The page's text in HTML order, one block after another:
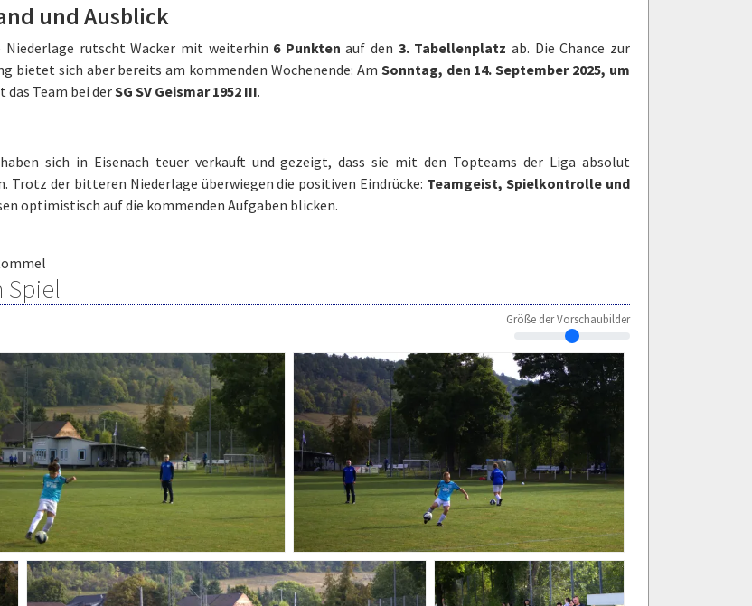
und Ausblick
Niederlage rutscht Wacker mit weiterhin 6 Punkten auf den 3. Tabellenplatz ab. Die Chance zur
bietet sich aber bereits am kommenden Wochenende: Am Sonntag, den 14. September 2025, um
das Team bei derSG SV Geismar 1952 III.
sich in Eisenach teuer verkauft und gezeigt, dass sie mit den Topteams der Liga absolut
Trotz der bitteren Niederlage überwiegen die positiven Eindrücke: Teamgeist, Spielkontrolle und
optimistisch auf die kommenden Aufgaben blicken.
Spiel
Größe der Vorschaubilder